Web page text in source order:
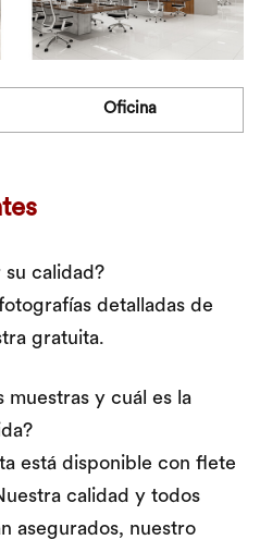
Oficina
su calidad?
detalladas de
gratuita.
muestras y cuál es la
está disponible con flete
calidad y todos
asegurados, nuestro